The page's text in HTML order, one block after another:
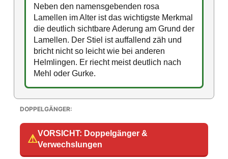
Neben den namensgebenden rosa
Lamellen im Alter ist das wichtigste Merkmal
die deutlich sichtbare Aderung am Grund der
Lamellen. Der Stiel ist auffallend zäh und
bricht nicht so leicht wie bei anderen
Helmlingen. Er riecht meist deutlich nach
Mehl oder Gurke.
DOPPELGÄNGER:
⚠VORSICHT: Doppelgänger &
Verwechslungen